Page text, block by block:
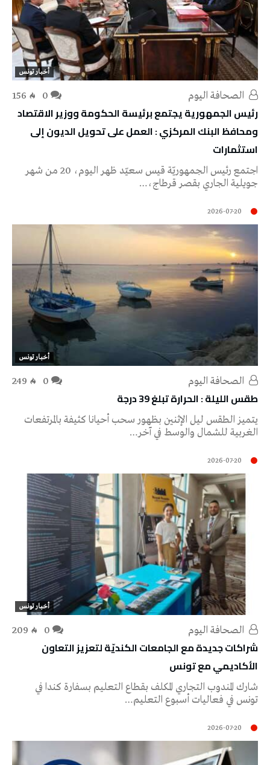
أخبار تونس
156
رئيس الجمهورية يجتمع برئيسة الحكومة ووزير الاقتصاد
ومحافظ البنك المركزي : العمل على تحويل الديون إلى
استثمارات
اجتمع رئيس الجمهوريّة قيس سعيّد ظهر اليوم، 20 من شهر
جويلية الجاري بقصر قرطاج،…
2026-07-20
أخبار تونس
249
طقس الليلة : الحرارة تبلغ 39 درجة
يتميز الطقس ليل الإثنين بظهور سحب أحيانا كثيفة بالمرتفعات
الغربية للشمال والوسط في آخر…
2026-07-20
أخبار تونس
209
شراكات جديدة مع الجامعات الكنديّة لتعزيز التعاون
الأكاديمي مع تونس
شارك المندوب التجاري المكلف بقطاع التعليم بسفارة كندا في
تونس في فعاليات أسبوع التعليم…
2026-07-20